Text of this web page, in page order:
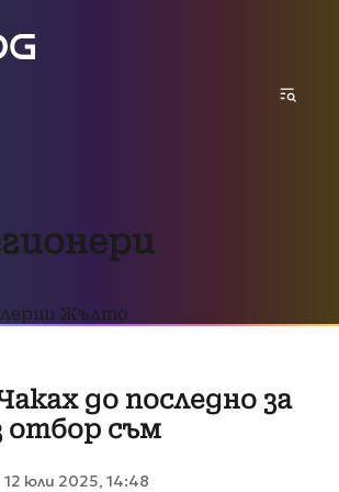
Жълто
до последно за
отбор съм
12 юли 2025, 14:48